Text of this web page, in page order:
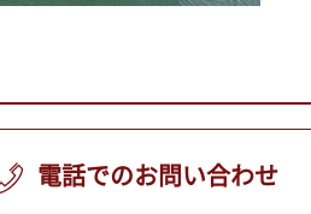
電話でのお問い合わせ